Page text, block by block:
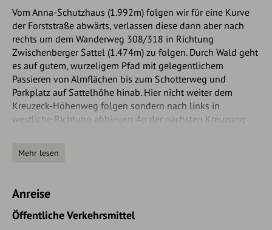
Vom Anna-Schutzhaus (1.992m) folgen wir für eine Kurve
der Forststraße abwärts, verlassen diese dann aber nach
rechts um dem Wanderweg 308/318 in Richtung
Zwischenberger Sattel (1.474m) zu folgen. Durch Wald geht
es auf gutem, wurzeligem Pfad mit gelegentlichem
Passieren von Almflächen bis zum Schotterweg und
Parkplatz auf Sattelhöhe hinab. Hier nicht weiter dem
Kreuzeck-Höhenweg folgen sondern nach links in
westliche Richtung abbiegen. An der nächsten Kreuzung
eingetragen). Dort, wo wieder die Forststraße erreicht wird,
Almflächen gequert (Leitern über Zäune), auf denen auch
Mutterkuhhaltung betrieben wird. Immer an der Kante des
Mehr lesen
Anreise
Öffentliche Verkehrsmittel